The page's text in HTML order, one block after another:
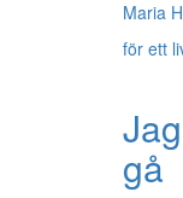
Maria
för ett
gå